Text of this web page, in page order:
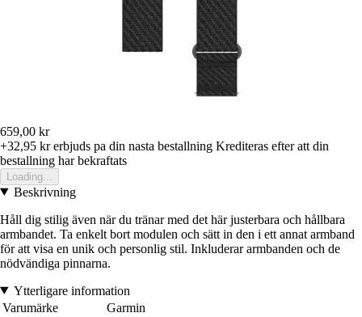
659,00 kr
+32,95 krerbjuds pa din nasta bestallning Krediteras efter att din
bestallning har bekraftats
Loading...
Beskrivning
Håll dig stilig även när du tränar med det här justerbara och hållbara
armbandet. Ta enkelt bort modulen och sätt in den i ett annat armband
för att visa en unik och personlig stil. Inkluderar armbanden och de
nödvändiga pinnarna.
Ytterligare information
Varumärke
Garmin